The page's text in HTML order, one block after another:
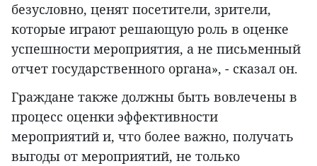
безусловно, ценят посетители, зрители,
которые играют решающую роль в оценке
успешности мероприятия, а не письменный
отчет государственного органа», - сказал он.
Граждане также должны быть вовлечены в
процесс оценки эффективности
мероприятий и, что более важно, получать
выгоды от мероприятий, не только